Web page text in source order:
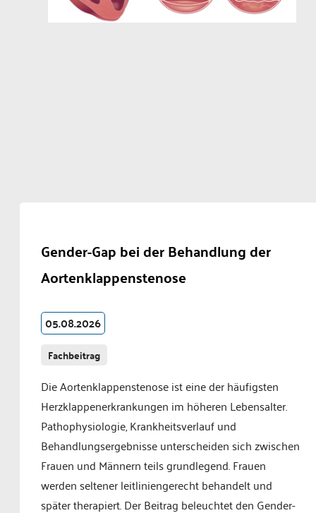
Gender-Gap bei der Behandlung der
Aortenklappenstenose
05.08.2026
Fachbeitrag
Die Aortenklappenstenose ist eine der häufigsten
Herzklappenerkrankungen im höheren Lebensalter.
Pathophysiologie, Krankheitsverlauf und
Behandlungsergebnisse unterscheiden sich zwischen
Frauen und Männern teils grundlegend. Frauen
werden seltener leitliniengerecht behandelt und
später therapiert. Der Beitrag beleuchtet den Gender-